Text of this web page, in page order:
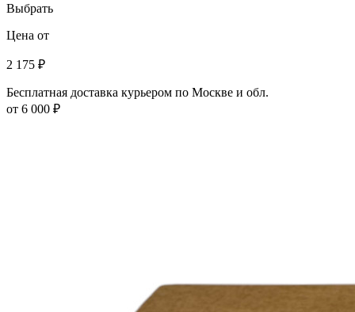
Выбрать
Цена от
2 175 ₽
Бесплатная доставка курьером по Москве и обл.
от 6 000 ₽